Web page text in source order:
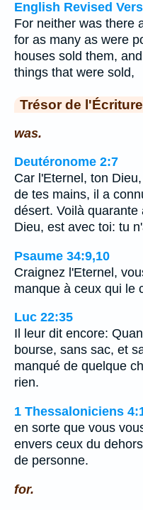
English Revised
For neither was there
for as many as were
houses sold them,
things that were sold,
Trésor de l'Écriture
was.
Deutéronome 2:7
Car l'Eternel, ton
de tes mains, il a
désert. Voilà
Dieu, est avec toi: tu
Psaume 34:9,10
Craignez l'Eternel,
manque à ceux qui le
Luc 22:35
Il leur dit encore:
bourse, sans sac, et
manqué de quelque
rien.
1 Thessaloniciens
en sorte que vous
envers ceux du
de personne.
for.